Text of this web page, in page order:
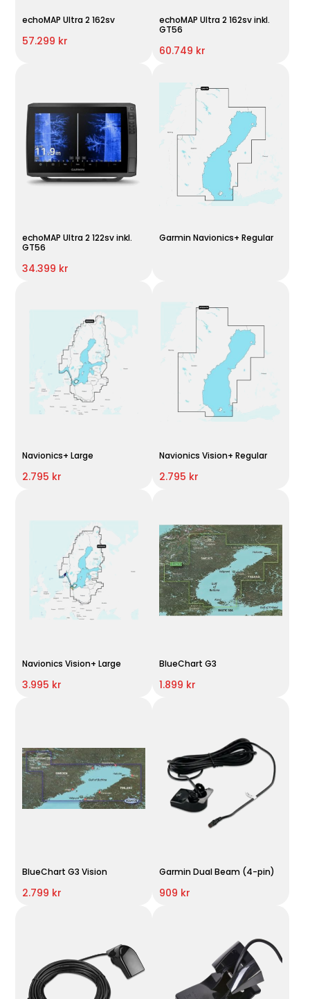
echoMAP Ultra 2 162sv
57.299 kr
echoMAP Ultra 2 162sv inkl.
GT56
60.749 kr
echoMAP Ultra 2 122sv inkl.
GT56
34.399 kr
Garmin Navionics+ Regular
Navionics+ Large
2.795 kr
Navionics Vision+ Regular
2.795 kr
Navionics Vision+ Large
3.995 kr
BlueChart G3
1.899 kr
BlueChart G3 Vision
2.799 kr
Garmin Dual Beam (4-pin)
909 kr